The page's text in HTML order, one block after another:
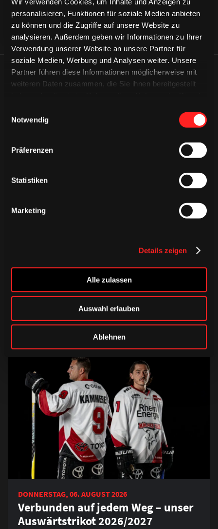
personalisieren, Funktionen für soziale Medien anbieten
zu können und die Zugriffe auf unsere Website zu
analysieren. Außerdem geben wir Informationen zu Ihrer
Verwendung unserer Website an unsere Partner für
soziale Medien, Werbung und Analysen weiter. Unsere
Partner führen diese Informationen möglicherweise mit
weiteren Daten zusammen, die Sie ihnen bereitgestellt
Notwendig
Präferenzen
Statistiken
Marketing
Details zeigen
Alle zulassen
Auswahl erlauben
Ablehnen
ÄHNLICHE NEWS
Alle Infos zum öffentlichen
Trainingsauftakt am Sonntag im
Haie-Zentrum
Saison 2026/2027
DONNERSTAG, 06. AUGUST 2026
Verbunden auf jedem Weg – unser
Auswärtstrikot 2026/2027